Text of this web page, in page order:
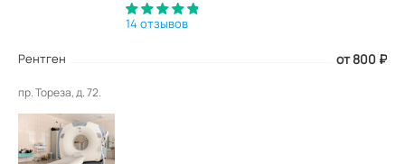
14 отзывов
Рентген от 800 ₽
пр. Тореза, д. 72.